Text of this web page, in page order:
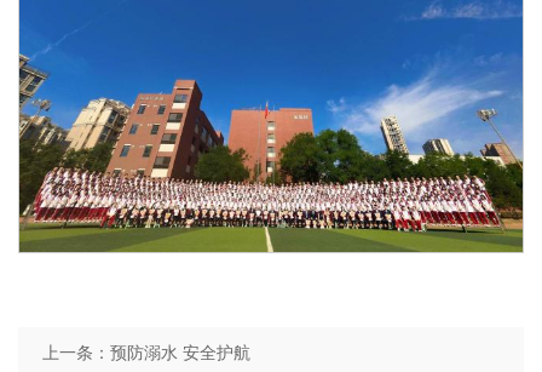
上一条： 预防溺水 安全护航